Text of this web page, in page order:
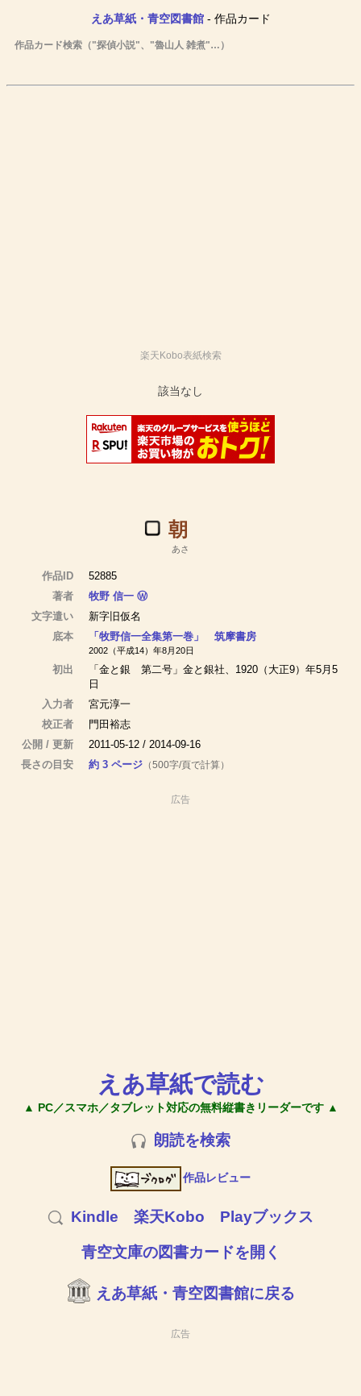
えあ草紙・青空図書館- 作品カード
作品カード検索（"探偵小説"、"魯山人 雑煮"…）
楽天Kobo表紙検索
朝
あさ
作品ID
52885
著者
牧野 信一 Ⓦ
文字遣い
新字旧仮名
底本
「牧野信一全集第一巻」 筑摩書房
2002（平成14）年8月20日
初出
「金と銀 第二号」金と銀社、1920（大正9）年5月5
日
入力者
宮元淳一
校正者
門田裕志
公開 / 更新
2011-05-12 / 2014-09-16
長さの目安
約 3 ページ （500字/頁で計算）
広告
えあ草紙で読む
▲ PC／スマホ／タブレット対応の無料縦書きリーダーです ▲
朗読を検索
作品レビュー
Kindle 楽天Kobo Playブックス
青空文庫の図書カードを開く
えあ草紙・青空図書館に戻る
広告